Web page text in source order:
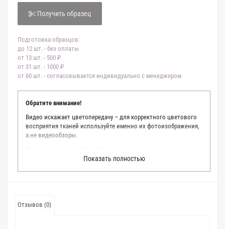
Получить образец
Подготовка образцов:
до 12 шт. - без оплаты
от 13 шт. - 500 ₽
от 31 шт. - 1000 ₽
от 60 шт. - согласовывается индивидуально с менеджером
Обратите внимание!
Видео искажает цветопередачу – для корректного цветового
восприятия тканей используйте именно их фотоизображения,
а не видеообзоры.
Мы делаем все возможное, чтобы точно описать цвет каждой
ткани из нашего каталога. Мы осматриваем и фотографируем
точное соответствие цветов из-за одного простого факта:
Показать полностью
Отзывов (0)